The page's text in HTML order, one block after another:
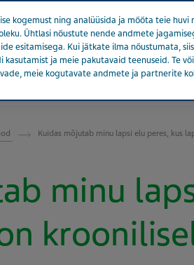
Kuidas mõjutab minu lapsi elu peres, kus
minu
kogemust ning analüüsida ja mõõta teie huvi
Ühtlasi nõustute nende andmete
esitamisega. Kui jätkate ilma nõustumata, siis
ja meie pakutavaid teenuseid. Te
meie kogutavate andmete ja partnerite